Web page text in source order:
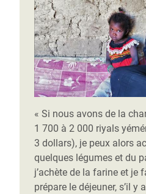
« Si nous avons de la
1 700 à 2 000 riyals
3 dollars), je peux alors
quelques légumes et du
j’achète de la farine et je
prépare le déjeuner, s’il y